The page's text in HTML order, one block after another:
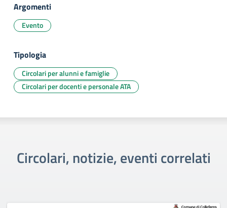
Argomenti
Evento
Tipologia
Circolari per alunni e famiglie
Circolari per docenti e personale ATA
Circolari, notizie, eventi correlati